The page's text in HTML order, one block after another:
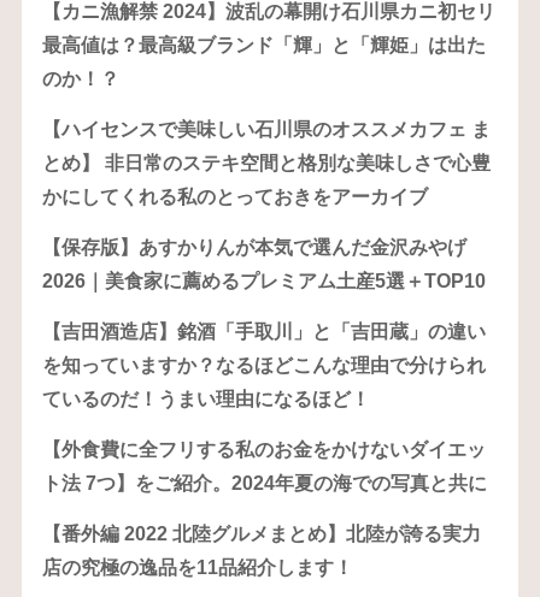
【カニ漁解禁 2024】波乱の幕開け石川県カニ初セリ
最高値は？最高級ブランド「輝」と「輝姫」は出た
のか！？
【ハイセンスで美味しい石川県のオススメカフェ ま
とめ】 非日常のステキ空間と格別な美味しさで心豊
かにしてくれる私のとっておきをアーカイブ
【保存版】あすかりんが本気で選んだ金沢みやげ
2026｜美食家に薦めるプレミアム土産5選＋TOP10
【吉田酒造店】銘酒「手取川」と「吉田蔵」の違い
を知っていますか？なるほどこんな理由で分けられ
ているのだ！うまい理由になるほど！
【外食費に全フリする私のお金をかけないダイエッ
ト法 7つ】をご紹介。2024年夏の海での写真と共に
【番外編 2022 北陸グルメまとめ】北陸が誇る実力
店の究極の逸品を11品紹介します！